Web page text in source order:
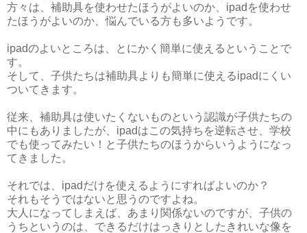
方々は、補助具を使わせたほうがよいのか、ipadを使わせ
たほうがよいのか、悩んでいる方も多いようです。
ipadのよいところは、とにかく簡単に使えるということで
す。
そして、子供たちは補助具よりも簡単に使えるipadにくい
ついてきます。
従来、補助具は使いたくないものという認識が子供たちの
中にもありましたが、ipadはこの気持ちを逆転させ、学校
でも使ってみたい！と子供たちのほうからいうようになっ
てきました。
それでは、ipadだけを使えるようにすればよいのか？
それもそうではないと思うのですよね。
大人になってしまえば、あまり関係ないのですが、子供の
うちというのは、できるだけはっきりとしたきれいな像を